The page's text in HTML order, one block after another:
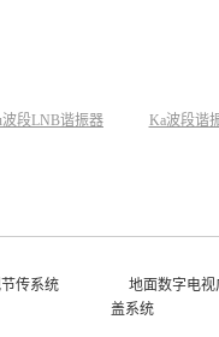
段LNB谐振器 Ka波段谐
传系统
地面数字电视
盖系统